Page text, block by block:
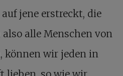
jene erstreckt, die
alle Menschen von
können wir jeden in